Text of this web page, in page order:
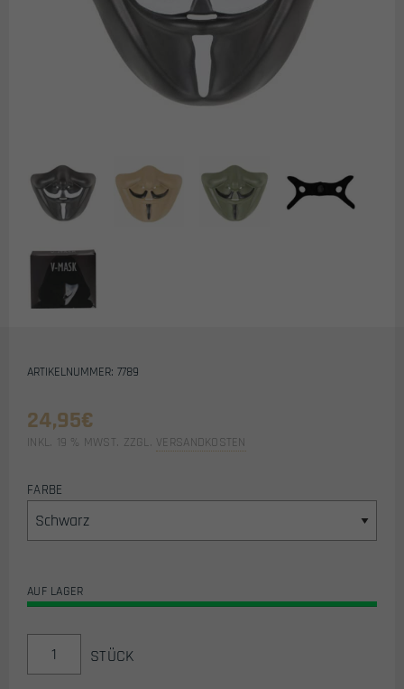
ARTIKELNUMMER: 7789
24,95€
INKL. 19 % MWST. ZZGL. VERSANDKOSTEN
FARBE
AUF LAGER
MASK
STÜCK